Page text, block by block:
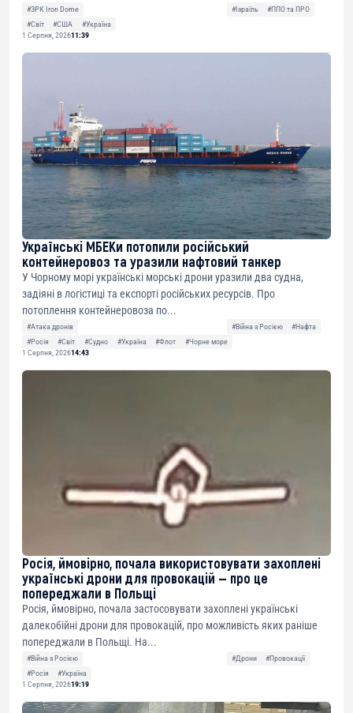
#ЗРК Iron Dome #Ізраїль
#ППО та ПРО
#Світ
#США
#Україна
1 Серпня, 202611:39
Українські МБЕКи потопили російський
контейнеровоз та уразили нафтовий танкер
У Чорному морі українські морські дрони уразили два судна,
задіяні в логістиці та експорті російських ресурсів. Про
потоплення контейнеровоза по...
#Атака дронів #Війна з Росією
#Нафта
#Росія
#Світ #Судно #Україна #Флот
#Чорне море
1 Серпня, 202614:43
Росія, ймовірно, почала використовувати захоплені
українські дрони для провокацій — про це
попереджали в Польщі
Росія, ймовірно, почала застосовувати захоплені українські
далекобійні дрони для провокацій, про можливість яких раніше
попереджали в Польщі. На...
#Війна з Росією #Дрони
#Провокації
#Росія
#Україна
1 Серпня, 202619:19